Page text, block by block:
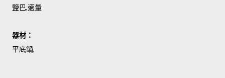
鹽巴,適量
器材：
平底鍋,